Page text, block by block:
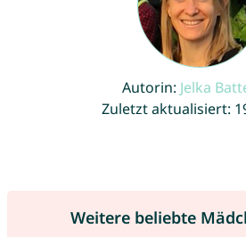
Autorin: Jelka
Zuletzt aktualisiert:
Weitere beliebte